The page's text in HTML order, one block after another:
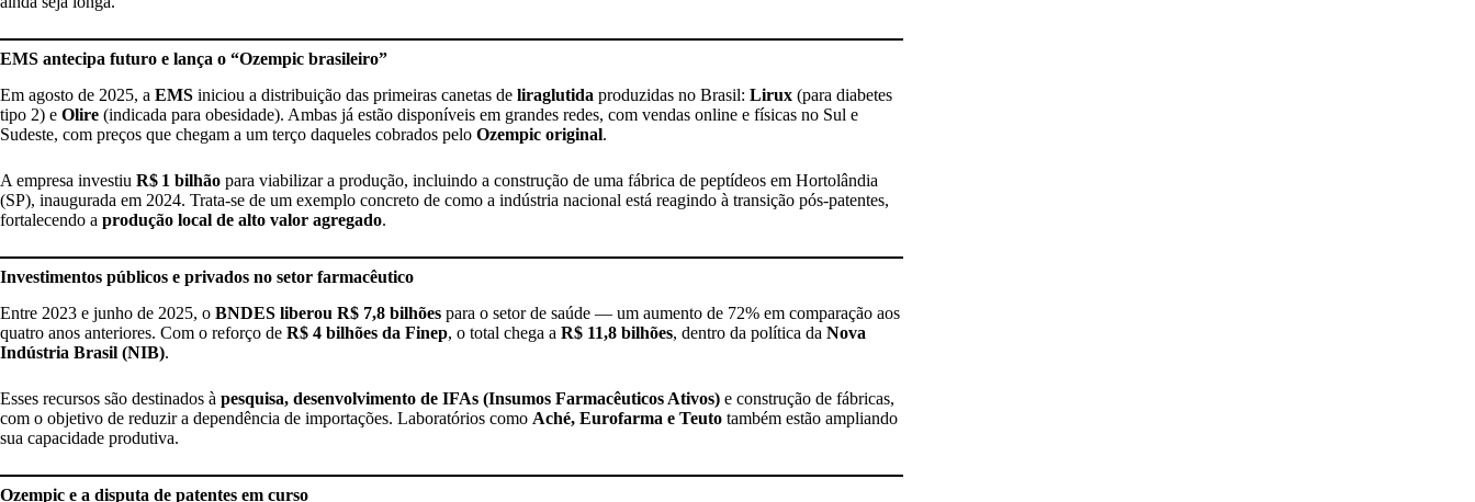
EMS antecipa futuro e lança o “Ozempic brasileiro”
Em agosto de 2025, a EMS iniciou a distribuição das primeiras canetas de liraglutida produzidas no Brasil: Lirux (para diabetes
tipo 2) e Olire (indicada para obesidade). Ambas já estão disponíveis em grandes redes, com vendas online e físicas no Sul e
Sudeste, com preços que chegam a um terço daqueles cobrados pelo Ozempic original.
A empresa investiu R$ 1 bilhão para viabilizar a produção, incluindo a construção de uma fábrica de peptídeos em Hortolândia
(SP), inaugurada em 2024. Trata-se de um exemplo concreto de como a indústria nacional está reagindo à transição pós-patentes,
fortalecendo a produção local de alto valor agregado.
Investimentos públicos e privados no setor farmacêutico
Entre 2023 e junho de 2025, o BNDES liberou R$ 7,8 bilhões para o setor de saúde — um aumento de 72% em comparação aos
quatro anos anteriores. Com o reforço de R$ 4 bilhões da Finep, o total chega a R$ 11,8 bilhões, dentro da política da Nova
Indústria Brasil (NIB).
Esses recursos são destinados à pesquisa, desenvolvimento de IFAs (Insumos Farmacêuticos Ativos) e construção de fábricas,
com o objetivo de reduzir a dependência de importações. Laboratórios como Aché, Eurofarma e Teuto também estão ampliando
sua capacidade produtiva.
Ozempic e a disputa de patentes em curso